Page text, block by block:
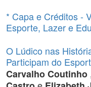
* Capa e Créditos -
Esporte, Lazer e
O Lúdico nas
Participam do
Carvalho Coutinho